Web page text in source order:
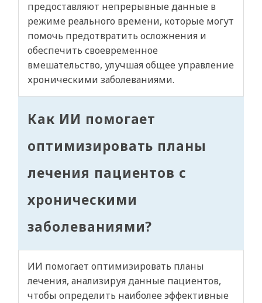
предоставляют непрерывные данные в
режиме реального времени, которые могут
помочь предотвратить осложнения и
обеспечить своевременное
вмешательство, улучшая общее управление
хроническими заболеваниями.
Как ИИ помогает
оптимизировать планы
лечения пациентов с
хроническими
заболеваниями?
ИИ помогает оптимизировать планы
лечения, анализируя данные пациентов,
чтобы определить наиболее эффективные